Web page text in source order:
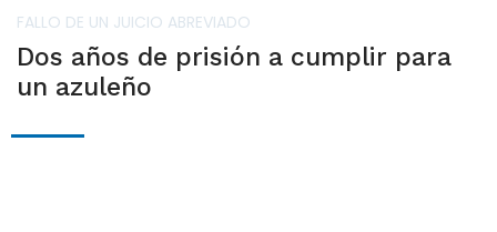
FALLO DE UN JUICIO ABREVIADO
Dos años de prisión a cumplir para
un azuleño